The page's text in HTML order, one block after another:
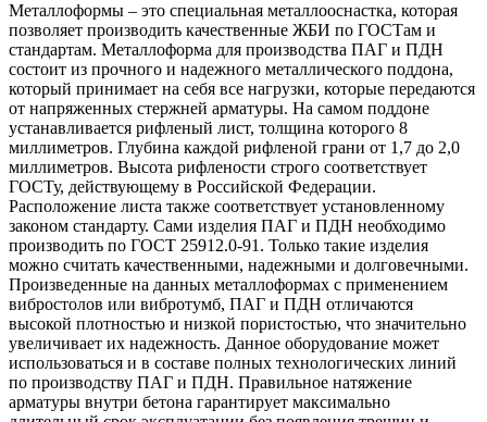
Металлоформы – это специальная металлооснастка, которая
позволяет производить качественные ЖБИ по ГОСТам и
стандартам. Металлоформа для производства ПАГ и ПДН
состоит из прочного и надежного металлического поддона,
который принимает на себя все нагрузки, которые передаются
от напряженных стержней арматуры. На самом поддоне
устанавливается рифленый лист, толщина которого 8
миллиметров. Глубина каждой рифленой грани от 1,7 до 2,0
миллиметров. Высота рифлености строго соответствует
ГОСТу, действующему в Российской Федерации.
Расположение листа также соответствует установленному
законом стандарту. Сами изделия ПАГ и ПДН необходимо
производить по ГОСТ 25912.0-91. Только такие изделия
можно считать качественными, надежными и долговечными.
Произведенные на данных металлоформах с применением
вибростолов или вибротумб, ПАГ и ПДН отличаются
высокой плотностью и низкой пористостью, что значительно
увеличивает их надежность. Данное оборудование может
использоваться и в составе полных технологических линий
по производству ПАГ и ПДН. Правильное натяжение
арматуры внутри бетона гарантирует максимально